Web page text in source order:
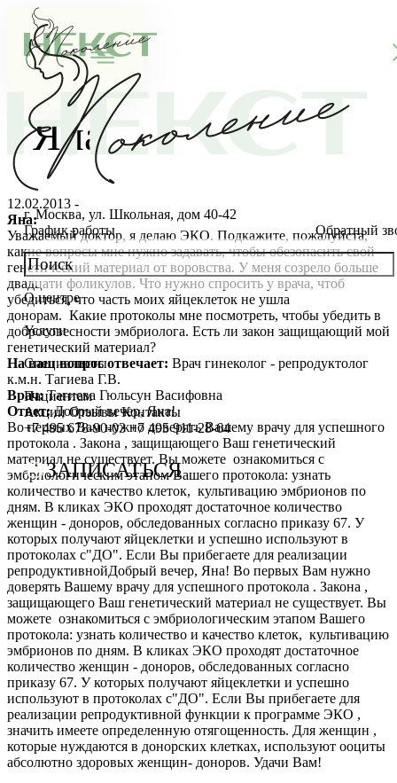
г. Москва, ул. Школьная, дом 40-42
График работы
Обратный
О центре
О клинике
Новости
Благотворительность
Сотрудничество с врачами
График работы
Фотогалерея
Видео
Истории пациентов
Услуги
Консультации специалистов
Стоимость ЭКО
Программы врт и эко
Донорство
Акушерство и гинекология
Андрология
Анализы
Специалисты
Главный врач
Заместитель главного врача
Репродуктолог
Гинеколог
Андролог
Генетик
Эндокринолог
Специалист УЗД
Эмбриолог
Анестезиолог
Психолог
Гематолог
Пациентам
Онлайн-консультации специалистов
Онлайн-оплата
Вопрос специалисту (Вопрос-ответ)
ЭКО по ОМС
Хранение эмбрионов
Налоговый вычет
Проживание
Транспортировка репродуктивного материала
Обследования перед ЭКО, криопереносом (по ОМС)
Обследование перед ЭКО, для сурмам и доноров (на
Формы документов
Политика обработки персональных данных
АкцииОтзывыКонтакты
+7 495 678-90-03 +7 495 911-28-64
ЗАПИСАТЬСЯ
Яна
12.02.2013 -
Яна:
Уважаемый доктор, я делаю ЭКО. Подкажите, пожалуйста,
какие вопросы мне нужно задавать, чтобы обезопасить свой
генетический материал от воровства. У меня созрело больше
двадцати фоликулов. Что нужно спросить у врача, чтоб
убедиться, что часть моих яйцеклеток не ушла
донорам. Какие протоколы мне посмотреть, чтобы убедить в
добросовесности эмбриолога. Есть ли закон защищающий мой
генетический материал?
На ваш вопрос отвечает: Врач гинеколог - репродуктолог
к.м.н. Тагиева Г.В.
Врач: Тагиева Гюльсун Васифовна
Ответ:Добрый вечер, Яна!
Во первых Вам нужно доверять Вашему врачу для успешного
протокола . Закона , защищающего Ваш генетический
материал не существует. Вы можете ознакомиться с
эмбриологическим этапом Вашего протокола: узнать
количество и качество клеток, культивацию эмбрионов по
дням. В кликах ЭКО проходят достаточное количество
женщин - доноров, обследованных согласно приказу 67. У
которых получают яйцеклетки и успешно используют в
протоколах с"ДО". Если Вы прибегаете для реализации
репродуктивнойДобрый вечер, Яна! Во первых Вам нужно
доверять Вашему врачу для успешного протокола . Закона ,
защищающего Ваш генетический материал не существует. Вы
можете ознакомиться с эмбриологическим этапом Вашего
протокола: узнать количество и качество клеток, культивацию
эмбрионов по дням. В кликах ЭКО проходят достаточное
количество женщин - доноров, обследованных согласно
приказу 67. У которых получают яйцеклетки и успешно
используют в протоколах с"ДО". Если Вы прибегаете для
реализации репродуктивной функции к программе ЭКО ,
значить имеете определенную отягощенность. Для женщин ,
которые нуждаются в донорских клетках, используют ооциты
абсолютно здоровых женщин- доноров. Удачи Вам!